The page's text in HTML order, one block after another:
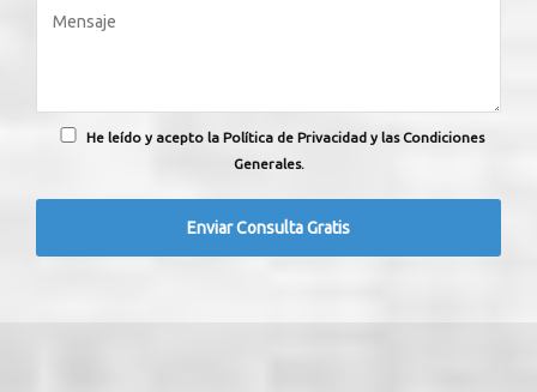
He leído y acepto la Política de Privacidad y las Condiciones
Generales.